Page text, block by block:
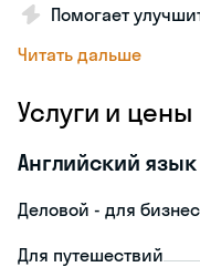
Помогает
Читать дальше
Услуги и цены
Английский язык
Деловой - для
Для путешествий